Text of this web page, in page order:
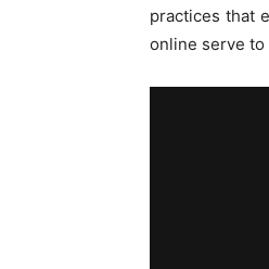
practices that
online serve to